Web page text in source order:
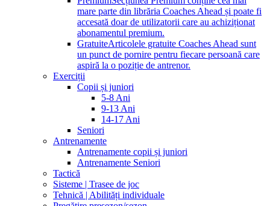
mare parte din librăria Coaches Ahead și poate fi
accesată doar de utilizatorii care au achiziționat
abonamentul premium.
GratuiteArticolele gratuite Coaches Ahead sunt
un punct de pornire pentru fiecare persoană care
aspiră la o poziție de antrenor.
Exerciții
Copii și juniori
5-8 Ani
9-13 Ani
14-17 Ani
Seniori
Antrenamente
Antrenamente copii și juniori
Antrenamente Seniori
Tactică
Sisteme | Trasee de joc
Tehnică | Abilități individuale